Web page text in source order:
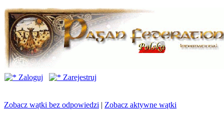
Zaloguj Zarejestruj
Zobacz wątki bez odpowiedzi | Zobacz aktywne wątki